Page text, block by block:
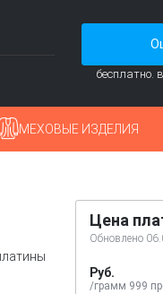
бесплатно.
МЕХОВЫЕ ИЗДЕЛИЯ
Цена
Обновлено
Руб.
/грамм 999